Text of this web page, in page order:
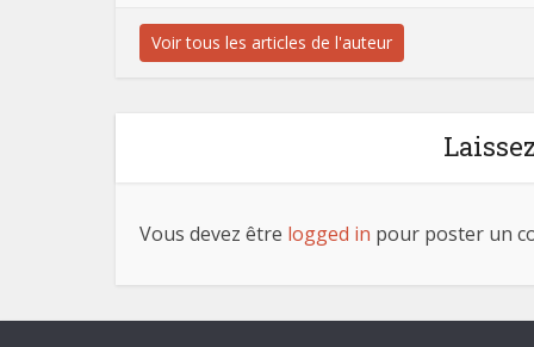
Voir tous les articles de l'auteur
Vous devez être logged in pour poster un